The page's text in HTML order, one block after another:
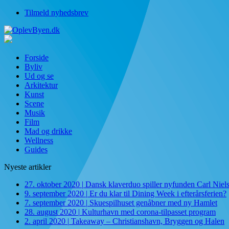
Tilmeld nyhedsbrev
Forside
Byliv
Ud og se
Arkitektur
Kunst
Scene
Musik
Film
Mad og drikke
Wellness
Guides
Nyeste artikler
27. oktober 2020 | Dansk klaverduo spiller nyfunden Carl
9. september 2020 | Er du klar til Dining Week i efterårsferien?
7. september 2020 | Skuespilhuset genåbner med ny Hamlet
28. august 2020 | Kulturhavn med corona-tilpasset program
2. april 2020 | Takeaway – Christianshavn, Bryggen og Halen